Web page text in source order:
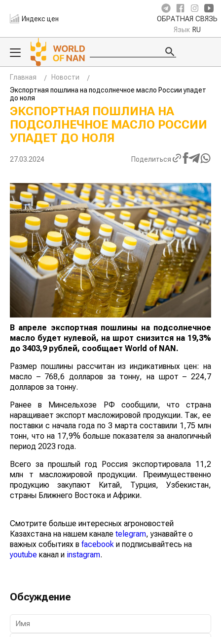
Индекс цен ОБРАТНАЯ СВЯЗЬ
Язык RU
Главная
Новости
Экспортная пошлина на подсолнечное масло России упадет
до ноля
ЭКСПОРТНАЯ ПОШЛИНА НА
ПОДСОЛНЕЧНОЕ МАСЛО РОССИИ
УПАДЕТ ДО НОЛЯ
27.03.2024 Поделиться
В апреле экспортная пошлины на подсолнечное
масло будет нулевой, на шрот снизится на 19,3%
до 3403,9 рублей, сообщает World of NAN.
Размер пошлины рассчитан из индикативных цен: на
масло – 768,6 долларов за тонну, на шрот – 224,7
долларов за тонну.
Ранее в Минсельхозе РФ сообщили, что страна
наращивает экспорт масложировой продукции. Так, ее
поставки с начала года по 3 марта составили 1,75 млн
тонн, что на 17,9% больше показателя за аналогичный
период 2023 года.
Всего за прошлый год Россия экспортировала 11,2
млн т масложировой продукции. Преимущественно
продукцию закупают Китай, Турция, Узбекистан,
страны Ближнего Востока и Африки.
Смотрите больше интересных агроновостей
Казахстана на нашем канале telegram, узнавайте о
важных событиях в facebook и подписывайтесь на
youtube канал и instagram.
Обсуждение